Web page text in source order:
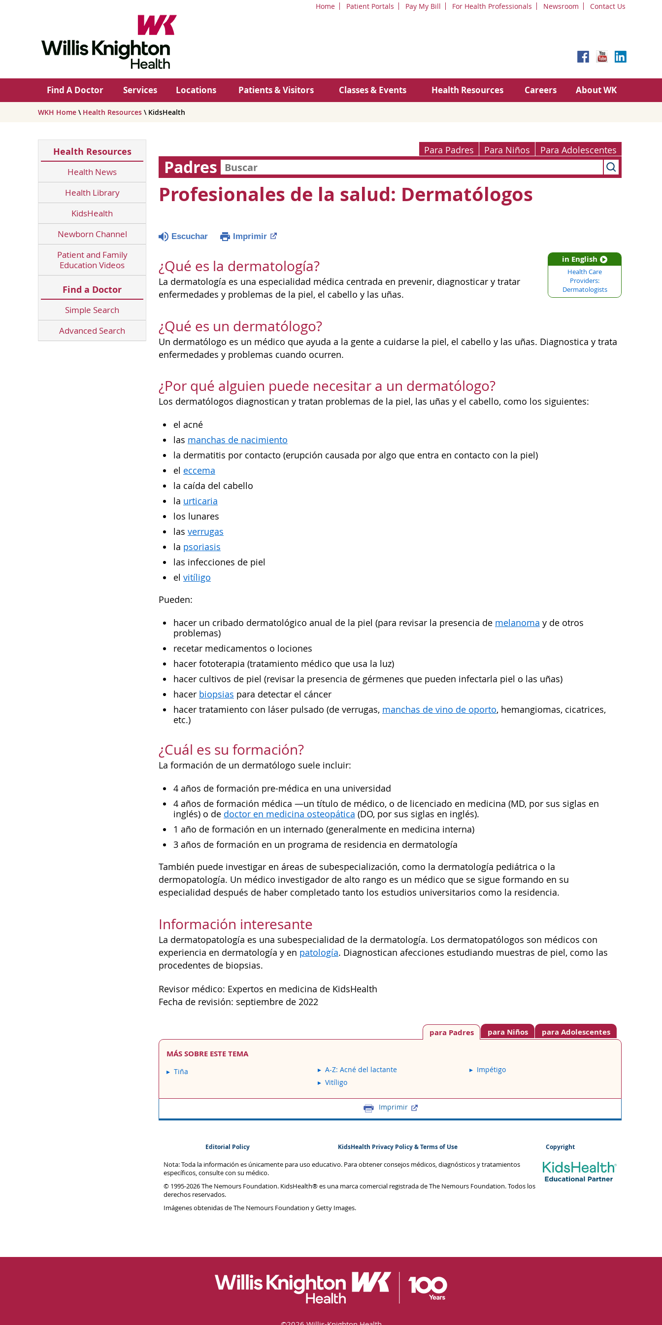
Home Patient Portals Pay My Bill For Health Professionals Newsroom Contact Us
Find A Doctor Services Locations Patients & Visitors Classes & Events Health Resources Careers About WK
WKH Home \ Health Resources \ KidsHealth
Health Resources
Health News
Health Library
KidsHealth
Newborn Channel
Patient and Family
Education Videos
Find a Doctor
Simple Search
Advanced Search
Para Padres Para Niños Para Adolescentes
Padres
Profesionales de la salud: Dermatólogos
Escuchar Imprimir
in English
Health Care
Providers:
Dermatologists
¿Qué es la dermatología?
La dermatología es una especialidad médica centrada en prevenir, diagnosticar y tratar
enfermedades y problemas de la piel, el cabello y las uñas.
¿Qué es un dermatólogo?
Un dermatólogo es un médico que ayuda a la gente a cuidarse la piel, el cabello y las uñas. Diagnostica y trata
enfermedades y problemas cuando ocurren.
¿Por qué alguien puede necesitar a un dermatólogo?
Los dermatólogos diagnostican y tratan problemas de la piel, las uñas y el cabello, como los siguientes:
el acné
las manchas de nacimiento
la dermatitis por contacto (erupción causada por algo que entra en contacto con la piel)
el eccema
la caída del cabello
la urticaria
los lunares
las verrugas
la psoriasis
las infecciones de piel
el vitíligo
Pueden:
hacer un cribado dermatológico anual de la piel (para revisar la presencia de melanoma y de otros
problemas)
recetar medicamentos o lociones
hacer fototerapia (tratamiento médico que usa la luz)
hacer cultivos de piel (revisar la presencia de gérmenes que pueden infectarla piel o las uñas)
hacer biopsias para detectar el cáncer
hacer tratamiento con láser pulsado (de verrugas, manchas de vino de oporto, hemangiomas, cicatrices,
etc.)
¿Cuál es su formación?
La formación de un dermatólogo suele incluir:
4 años de formación pre-médica en una universidad
4 años de formación médica —un título de médico, o de licenciado en medicina (MD, por sus siglas en
inglés) o de doctor en medicina osteopática (DO, por sus siglas en inglés).
1 año de formación en un internado (generalmente en medicina interna)
3 años de formación en un programa de residencia en dermatología
También puede investigar en áreas de subespecialización, como la dermatología pediátrica o la
dermopatología. Un médico investigador de alto rango es un médico que se sigue formando en su
especialidad después de haber completado tanto los estudios universitarios como la residencia.
Información interesante
La dermatopatología es una subespecialidad de la dermatología. Los dermatopatólogos son médicos con
experiencia en dermatología y en patología. Diagnostican afecciones estudiando muestras de piel, como las
procedentes de biopsias.
Revisor médico: Expertos en medicina de KidsHealth
Fecha de revisión: septiembre de 2022
para Adolescentes
para Niños
para Padres
MÁS SOBRE ESTE TEMA
Tiña
A-Z: Acné del lactante
Vitíligo
Impétigo
Imprimir
Editorial Policy KidsHealth Privacy Policy & Terms of Use Copyright
Nota: Toda la información es únicamente para uso educativo. Para obtener consejos médicos, diagnósticos y tratamientos
específicos, consulte con su médico.
© 1995-2026 The Nemours Foundation. KidsHealth® es una marca comercial registrada de The Nemours Foundation. Todos los
derechos reservados.
Imágenes obtenidas de The Nemours Foundation y Getty Images.